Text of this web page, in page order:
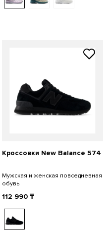
Кроссовки New Balance 574
Мужская и женская повседневная
обувь
112 990 ₸